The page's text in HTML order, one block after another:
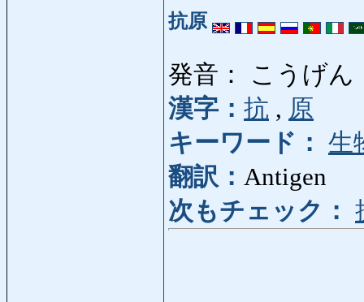
抗原
発音： こうげん
漢字： 抗 , 原
キーワード： 生
翻訳： Antigen
次もチェック：